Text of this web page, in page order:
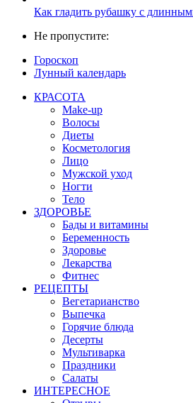
Как гладить рубашку с
Не пропустите:
Гороскоп
Лунный календарь
КРАСОТА
Make-up
Волосы
Диеты
Косметология
Лицо
Мужской уход
Ногти
Тело
ЗДОРОВЬЕ
Бады и витамины
Беременность
Здоровье
Лекарства
Фитнес
РЕЦЕПТЫ
Вегетарианство
Выпечка
Горячие блюда
Десерты
Мультиварка
Праздники
Салаты
ИНТЕРЕСНОЕ